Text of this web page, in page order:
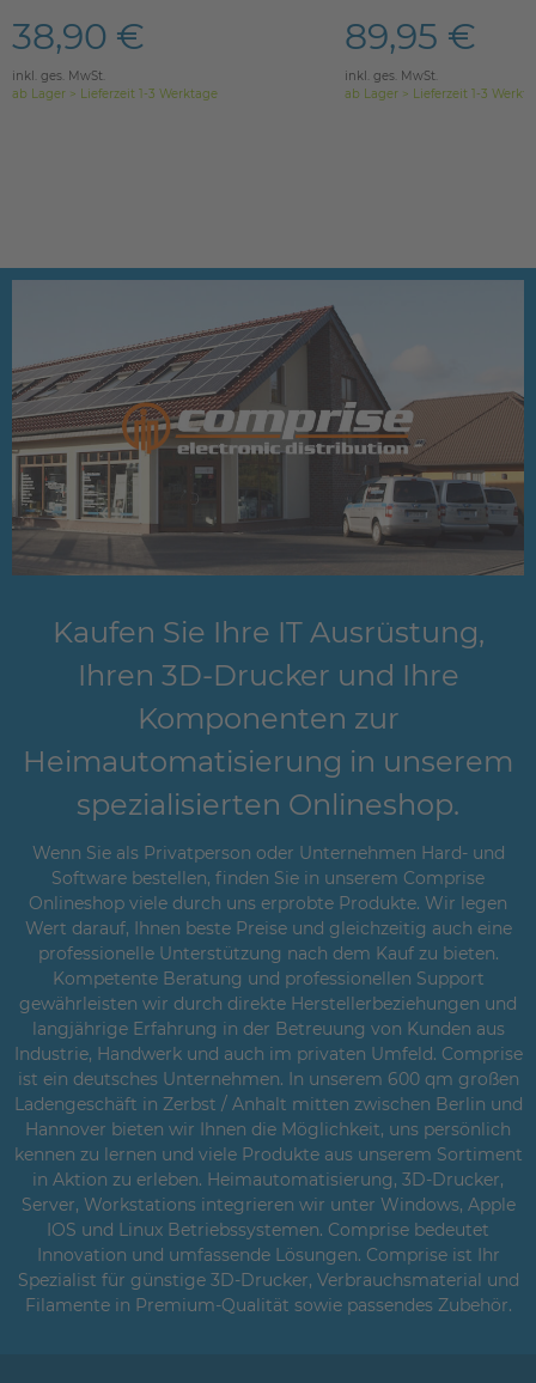
38,90 €
inkl. ges. MwSt.
ab Lager > Lieferzeit 1-3 Werktage
89,95 €
inkl. ges. MwSt.
ab Lager > Lieferzeit 1-3
Kaufen Sie Ihre IT Ausrüstung,
Ihren 3D-Drucker und Ihre
Komponenten zur
Heimautomatisierung in unserem
spezialisierten Onlineshop.
Wenn Sie als Privatperson oder Unternehmen Hard- und
Software bestellen, finden Sie in unserem Comprise
Onlineshop viele durch uns erprobte Produkte. Wir legen
Wert darauf, Ihnen beste Preise und gleichzeitig auch eine
professionelle Unterstützung nach dem Kauf zu bieten.
Kompetente Beratung und professionellen Support
gewährleisten wir durch direkte Herstellerbeziehungen und
langjährige Erfahrung in der Betreuung von Kunden aus
Industrie, Handwerk und auch im privaten Umfeld. Comprise
ist ein deutsches Unternehmen. In unserem 600 qm großen
Ladengeschäft in Zerbst / Anhalt mitten zwischen Berlin und
Hannover bieten wir Ihnen die Möglichkeit, uns persönlich
kennen zu lernen und viele Produkte aus unserem Sortiment
in Aktion zu erleben. Heimautomatisierung, 3D-Drucker,
Server, Workstations integrieren wir unter Windows, Apple
IOS und Linux Betriebssystemen. Comprise bedeutet
Innovation und umfassende Lösungen. Comprise ist Ihr
Spezialist für günstige 3D-Drucker, Verbrauchsmaterial und
Filamente in Premium-Qualität sowie passendes Zubehör.